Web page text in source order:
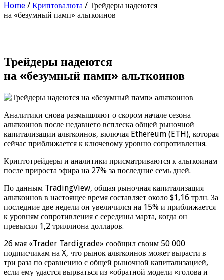
Home / Криптовалюта / Трейдеры надеются
на «безумный памп» альткоинов
Трейдеры надеются
на «безумный памп» альткоинов
Аналитики снова размышляют о скором начале сезона
альткоинов после недавнего всплеска общей рыночной
капитализации альткоинов, включая Ethereum (ETH), которая
сейчас приближается к ключевому уровню сопротивления.
Криптотрейдеры и аналитики присматриваются к альткоинам
после прироста эфира на 27% за последние семь дней.
По данным TradingView, общая рыночная капитализация
альткоинов в настоящее время составляет около $1,16 трлн. За
последние две недели он увеличился на 15% и приближается
к уровням сопротивления с середины марта, когда он
превысил 1,2 триллиона долларов.
26 мая «Trader Tardigrade» сообщил своим 50 000
подписчикам на X, что рынок альткоинов может вырасти в
три раза по сравнению с общей рыночной капитализацией,
если ему удастся вырваться из «обратной модели «голова и